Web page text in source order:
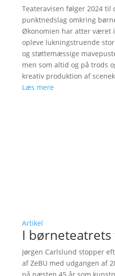
Teateravisen følger 2024 til
punktnedslag omkring
Økonomien har atter været
opleve lukningstruende
og støttemæssige
men som altid og på trods
kreativ produktion af
Læs mere
Artikel
I børneteatrets
Jørgen Carlslund stopper
af ZeBU med udgangen af